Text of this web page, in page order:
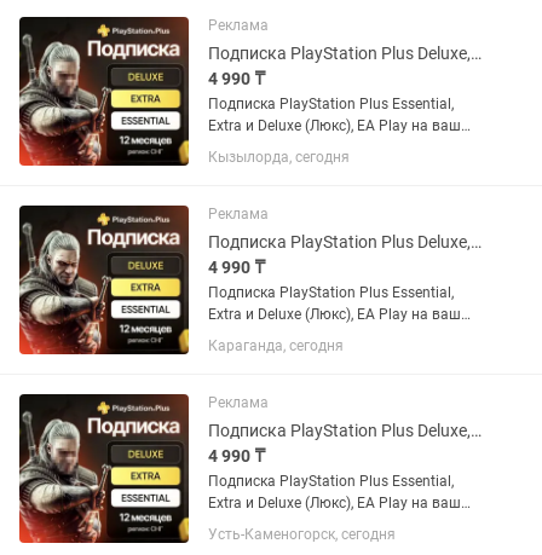
русская...
Реклама
Подписка PlayStation Plus Deluxe, Extra, Essential и EA Play
4 990 ₸
Подписка PlayStation Plus Essential,
Extra и Deluxe (Люкс), EA Play на ваш
украинский или турецкий аккаунт. Если
аккаунта нет - открою новый. Почти во
русская...
Кызылорда, сегодня
Реклама
Подписка PlayStation Plus Deluxe, Extra, Essential и EA Play
4 990 ₸
Подписка PlayStation Plus Essential,
Extra и Deluxe (Люкс), EA Play на ваш
украинский или турецкий аккаунт. Если
аккаунта нет - открою новый. Почти во
русская...
Караганда, сегодня
Реклама
Подписка PlayStation Plus Deluxe, Extra, Essential и EA Play
4 990 ₸
Подписка PlayStation Plus Essential,
Extra и Deluxe (Люкс), EA Play на ваш
украинский или турецкий аккаунт. Если
аккаунта нет - открою новый. Почти во
Усть-Каменогорск, сегодня